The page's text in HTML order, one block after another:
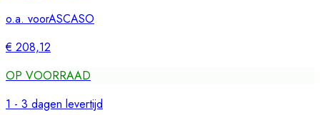
o.a. voorASCASO
€ 208,12
OP VOORRAAD
1 - 3 dagen levertijd